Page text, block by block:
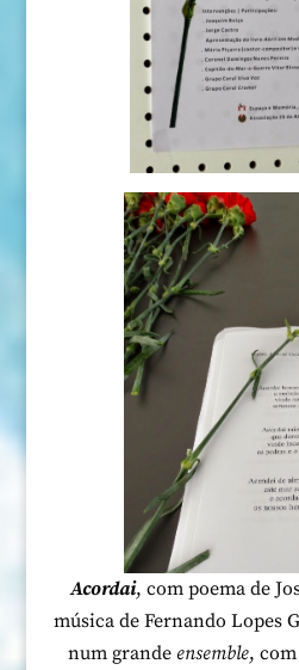
Acordai, com poema de
música de Fernando Lopes
num grandeensemble,